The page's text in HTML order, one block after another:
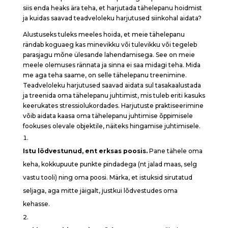
siis enda heaks ära teha, et harjutada tähelepanu hoidmist
ja kuidas saavad teadveloleku harjutused siinkohal aidata?
Alustuseks tuleks meeles hoida, et meie tähelepanu
rändab koguaeg kas minevikku või tulevikku või tegeleb
parasjagu mõne ülesande lahendamisega. See on meie
meele olemuses rännata ja sinna ei saa midagi teha. Mida
me aga teha saame, on selle tähelepanu treenimine.
Teadveloleku harjutused saavad aidata sul tasakaalustada
ja treenida oma tähelepanu juhtimist, mis tuleb eriti kasuks
keerukates stressiolukordades. Harjutuste praktiseerimine
võib aidata kaasa oma tähelepanu juhtimise õppimisele
fookuses olevale objektile, näiteks hingamise juhtimisele.
Istu lõdvestunud, ent erksas poosis.Pane tähele oma
keha, kokkupuute punkte pindadega (nt jalad maas, selg
vastu tooli) ning oma poosi. Märka, et istuksid sirutatud
seljaga, aga mitte jäigalt, justkui lõdvestudes oma
kehasse.